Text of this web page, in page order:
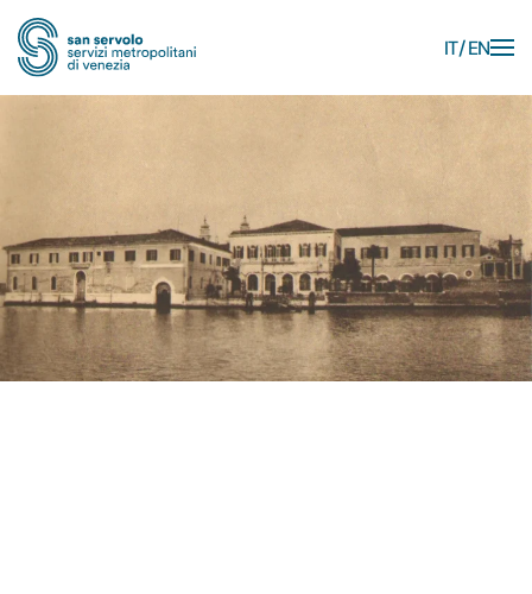
Skip to main content
IT EN